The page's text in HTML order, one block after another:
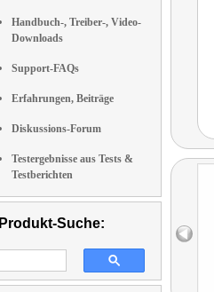
Handbuch-, Treiber-, Video-
Downloads
Support-FAQs
Erfahrungen, Beiträge
Diskussions-Forum
Testergebnisse aus Tests &
Testberichten
Produkt-Suche: